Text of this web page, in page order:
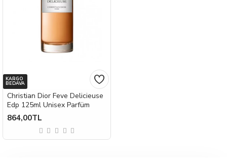
KARGO
BEDAVA
Christian Dior Feve Delicieuse
Edp 125ml Unisex Parfüm
864,00TL